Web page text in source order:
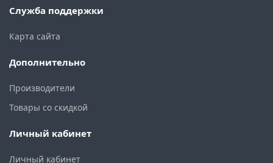
Служба поддержки
Карта сайта
Дополнительно
Производители
Товары со скидкой
Личный кабинет
Личный кабинет